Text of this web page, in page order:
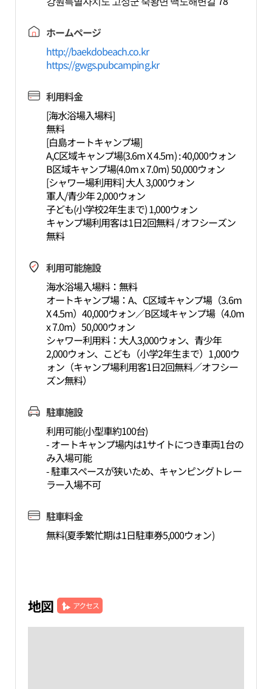
ホームページ
http://baekdobeach.co.kr
https://gwgs.pubcamping.kr
利用料金
[海水浴場入場料]
無料
[白島オートキャンプ場]
A,C区域キャンプ場(3.6m X 4.5m) : 40,000ウォン
B区域キャンプ場(4.0m x 7.0m) 50,000ウォン
[シャワー場利用料] 大人 3,000ウォン
軍人/青少年 2,000ウォン
子ども(小学校2年生まで) 1,000ウォン
キャンプ場利用客は1日2回無料 / オフシーズン
無料
利用可能施設
海水浴場入場料：無料
オートキャンプ場：A、C区域キャンプ場（3.6m
X 4.5m）40,000ウォン／B区域キャンプ場（4.0m
x 7.0m）50,000ウォン
シャワー利用料：大人3,000ウォン、青少年
2,000ウォン、こども（小学2年生まで）1,000ウ
ォン（キャンプ場利用客1日2回無料／オフシー
ズン無料）
駐車施設
利用可能(小型車約100台)
- オートキャンプ場内は1サイトにつき車両1台の
み入場可能
- 駐車スペースが狭いため、キャンピングトレー
ラー入場不可
駐車料金
無料(夏季繁忙期は1日駐車券5,000ウォン)
地図 アクセス